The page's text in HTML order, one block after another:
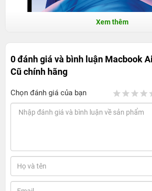
Lần đầu tiên một chiếc Macbook Air
hình Retina. Độ phân giải 2560 x
triệu điểm ảnh, mang đến những hình
Kể cả những văn bản cũng rõ ràng
Xem thêm
0 đánh giá và bình luận Macbook
Cũ chính hãng
Chọn đánh giá của bạn